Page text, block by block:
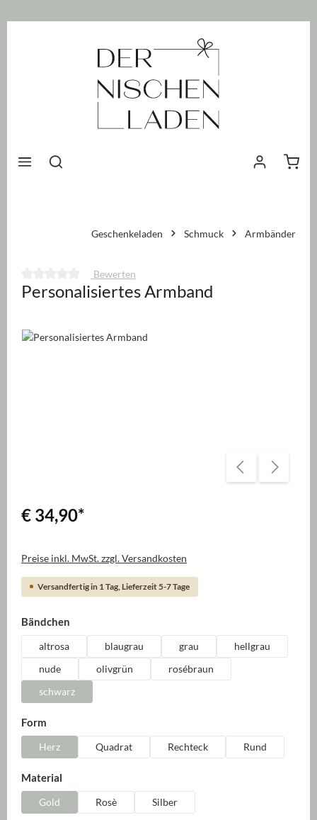
Geschenkeladen Schmuck Armbänder
Durchschnittliche Bewertung von 0 von 5 Sternen
Bewerten
Personalisiertes Armband
Bildergalerie überspringen
€ 34,90*
Preise inkl. MwSt. zzgl. Versandkosten
Versandfertig in 1 Tag, Lieferzeit 5-7 Tage
Bändchen
altrosa blaugrau grau
hellgrau
nude
olivgrün
rosébraun
schwarz
Form
Herz Quadrat Rechteck Rund
Material
Gold Rosè Silber